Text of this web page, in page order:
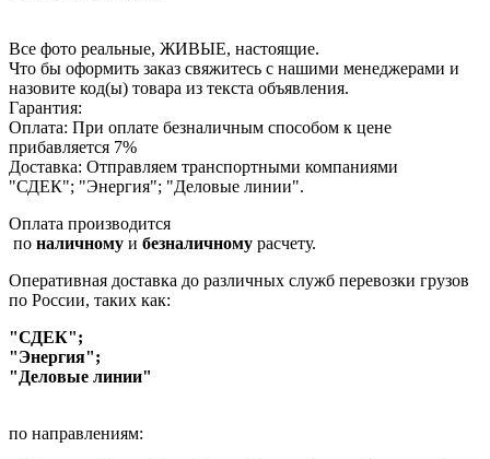
Все фото реальные, ЖИВЫЕ, настоящие.
Что бы оформить заказ свяжитесь с нашими менеджерами и
назовите код(ы) товара из текста объявления.
Гарантия:
Оплата: При оплате безналичным способом к цене
прибавляется 7%
Доставка: Отправляем транспортными компаниями
"СДЕК"; "Энергия"; "Деловые линии".
Оплата производится
по наличному и безналичному расчету.
Оперативная доставка до различных служб перевозки грузов
по России, таких как:
"СДЕК";
"Энергия";
"Деловые линии"
по направлениям: